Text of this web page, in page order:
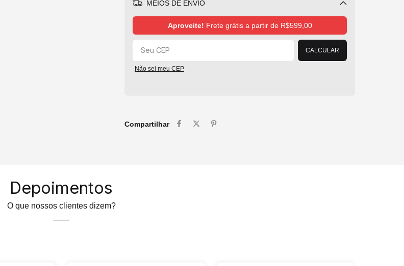
MEIOS DE ENVIO
Aproveite! Frete grátis a partir de R$599,00
CALCULAR
Não sei meu CEP
Compartilhar
Depoimentos
O que nossos clientes dizem?